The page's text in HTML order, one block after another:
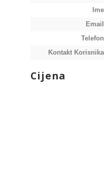
Ime
Email
Telefon
Kontakt Korisnika
Cijena